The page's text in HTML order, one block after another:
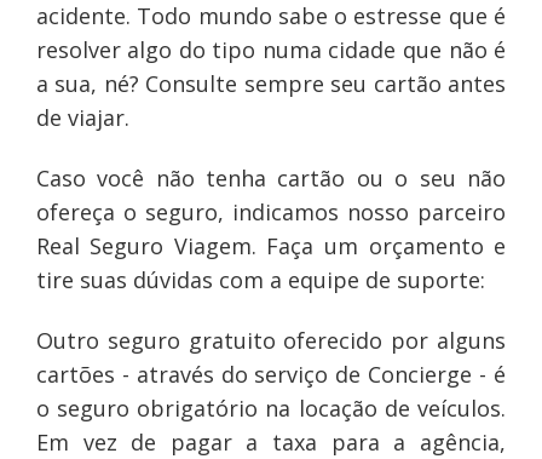
acidente. Todo mundo sabe o estresse que é
resolver algo do tipo numa cidade que não é
a sua, né? Consulte sempre seu cartão antes
de viajar.
Caso você não tenha cartão ou o seu não
ofereça o seguro, indicamos nosso parceiro
Real Seguro Viagem. Faça um orçamento e
tire suas dúvidas com a equipe de suporte:
Outro seguro gratuito oferecido por alguns
cartões - através do serviço de Concierge - é
o seguro obrigatório na locação de veículos.
Em vez de pagar a taxa para a agência,